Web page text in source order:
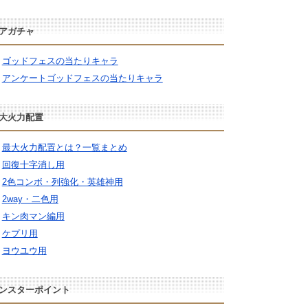
ガチャ
ゴッドフェスの当たりキャラ
アンケートゴッドフェスの当たりキャラ
火力配置
最大火力配置とは？一覧まとめ
回復十字消し用
2色コンボ・列強化・英雄神用
2way・二色用
キン肉マン編用
ケプリ用
ヨウユウ用
スターポイント